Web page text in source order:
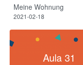
Meine Wohnung
2021-02-18
Aula 31